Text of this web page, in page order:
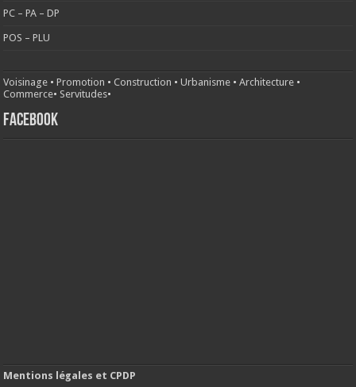
PC – PA – DP
POS – PLU
Voisinage •Promotion •Construction •Urbanisme •Architecture •
Commerce• Servitudes•
FACEBOOK
Mentions légales et CPDP